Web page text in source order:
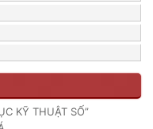
KỸ THUẬT SỐ”